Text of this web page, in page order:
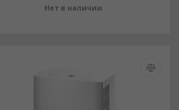
Нет в наличии